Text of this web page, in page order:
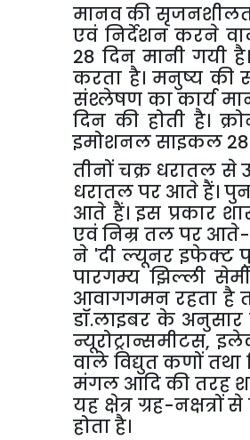
मानव की
एवं निर्देशन करने
28 दिन मानी गयी
करता है। मनुष्य की
संश्लेषण का कार्य
दिन की होती है।
इमोशनल साइकल 28
तीनों चक्र धरातल से
धरातल पर आते हैं।
आते हैं। इस प्रकार
एवं निम्र तल पर आते-
ने 'दी ल्यूनर इफेक्ट
पारगम्य झिल्ली
आवागगमन रहता है
डॉ.लाइबर के अनुसार
न्यूरोट्रान्समीटस,
वाले विद्युत कणों तथा
मंगल आदि की तरह
यह क्षेत्र ग्रह-
होता है।